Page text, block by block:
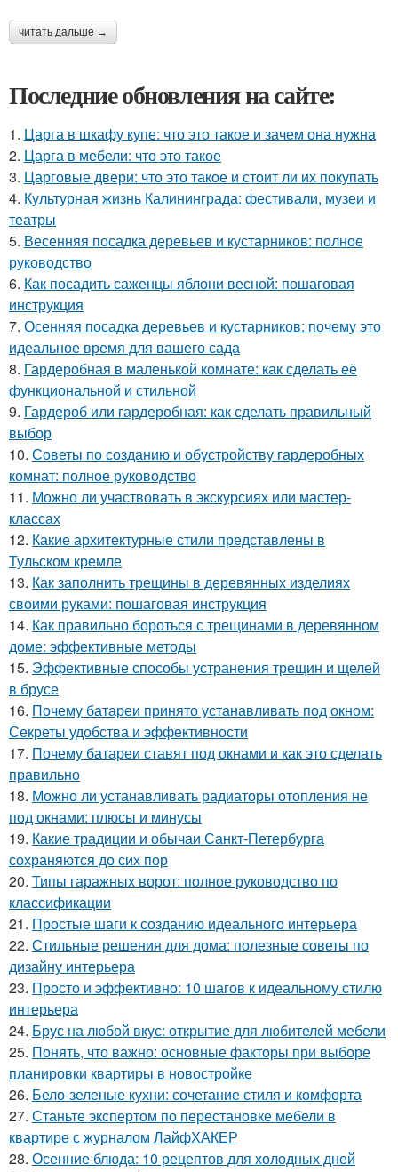
читать дальше →
Последние обновления на сайте:
1. Царга в шкафу купе: что это такое и зачем она нужна
2. Царга в мебели: что это такое
3. Царговые двери: что это такое и стоит ли их покупать
4. Культурная жизнь Калининграда: фестивали, музеи и
театры
5. Весенняя посадка деревьев и кустарников: полное
руководство
6. Как посадить саженцы яблони весной: пошаговая
инструкция
7. Осенняя посадка деревьев и кустарников: почему это
идеальное время для вашего сада
8. Гардеробная в маленькой комнате: как сделать её
функциональной и стильной
9. Гардероб или гардеробная: как сделать правильный
выбор
10. Советы по созданию и обустройству гардеробных
комнат: полное руководство
11. Можно ли участвовать в экскурсиях или мастер-
классах
12. Какие архитектурные стили представлены в
Тульском кремле
13. Как заполнить трещины в деревянных изделиях
своими руками: пошаговая инструкция
14. Как правильно бороться с трещинами в деревянном
доме: эффективные методы
15. Эффективные способы устранения трещин и щелей
в брусе
16. Почему батареи принято устанавливать под окном:
Секреты удобства и эффективности
17. Почему батареи ставят под окнами и как это сделать
правильно
18. Можно ли устанавливать радиаторы отопления не
под окнами: плюсы и минусы
19. Какие традиции и обычаи Санкт-Петербурга
сохраняются до сих пор
20. Типы гаражных ворот: полное руководство по
классификации
21. Простые шаги к созданию идеального интерьера
22. Стильные решения для дома: полезные советы по
дизайну интерьера
23. Просто и эффективно: 10 шагов к идеальному стилю
интерьера
24. Брус на любой вкус: открытие для любителей мебели
25. Понять, что важно: основные факторы при выборе
планировки квартиры в новостройке
26. Бело-зеленые кухни: сочетание стиля и комфорта
27. Станьте экспертом по перестановке мебели в
квартире с журналом ЛайфХАКЕР
28. Осенние блюда: 10 рецептов для холодных дней